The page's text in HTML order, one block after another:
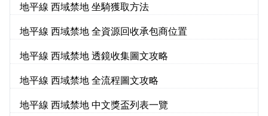
地平線 西域禁地 坐騎獲取方法
地平線 西域禁地 全資源回收承包商位置
地平線 西域禁地 透鏡收集圖文攻略
地平線 西域禁地 全流程圖文攻略
地平線 西域禁地 中文獎盃列表一覽